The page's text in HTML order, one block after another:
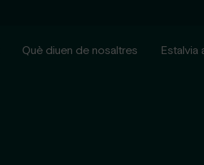
Què diuen de nosaltres Estalvia